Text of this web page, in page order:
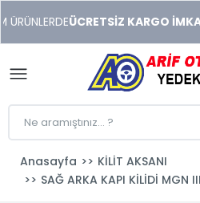
xonusu
veren
sitolar
ÜCRETSİZ KARGO
Anasayfa
KİLİT AKSANI
SAĞ ARKA KAPI KİLİDİ MGN